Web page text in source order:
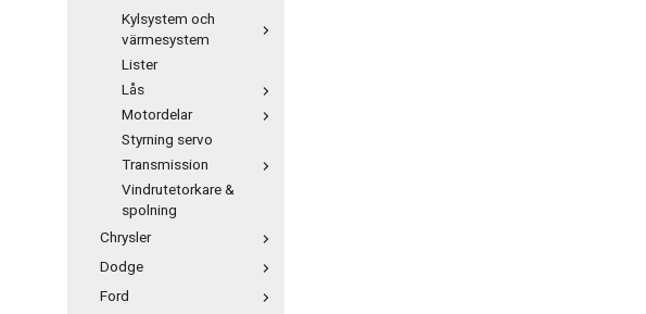
Kylsystem och
värmesystem
Lister
Lås
Motordelar
Styrning servo
Transmission
Vindrutetorkare &
spolning
Chrysler
Dodge
Ford